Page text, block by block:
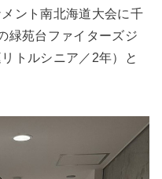
ント南北海道大会に千
緑苑台ファイターズジ
トルシニア／2年）と